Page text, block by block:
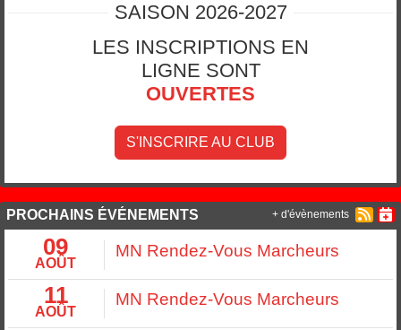
SAISON 2026-2027
LES INSCRIPTIONS EN
LIGNE SONT
OUVERTES
S'INSCRIRE AU CLUB
PROCHAINS ÉVÉNEMENTS
09
AOÛT
MN Rendez-Vous Marcheurs
11
AOÛT
MN Rendez-Vous Marcheurs
+ d'évènements